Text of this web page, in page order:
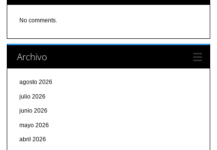
No comments.
Archivo
agosto 2026
julio 2026
junio 2026
mayo 2026
abril 2026